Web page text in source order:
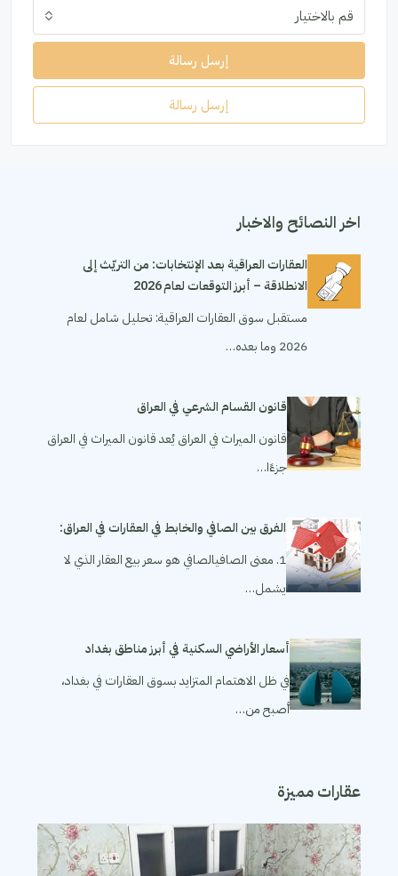
قم بالاختيار
إرسل رسالة
إرسل رسالة
اخر النصائح والاخبار
العقارات العراقية بعد الإنتخابات: من التريّث إلى
الانطلاقة – أبرز التوقعات لعام 2026
مستقبل سوق العقارات العراقية: تحليل شامل لعام
2026 وما بعده…
قانون القسام الشرعي في العراق
قانون الميراث في العراق يُعد قانون الميراث في العراق
جزءًا…
الفرق بين الصافي والخابط في العقارات في العراق:
1. معنى الصافيالصافي هو سعر بيع العقار الذي لا
يشمل…
أسعار الأراضي السكنية في أبرز مناطق بغداد
في ظل الاهتمام المتزايد بسوق العقارات في بغداد،
أصبح من…
عقارات مميزة